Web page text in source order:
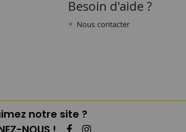
Besoin d'aide ?
Nous contacter
notre site ?